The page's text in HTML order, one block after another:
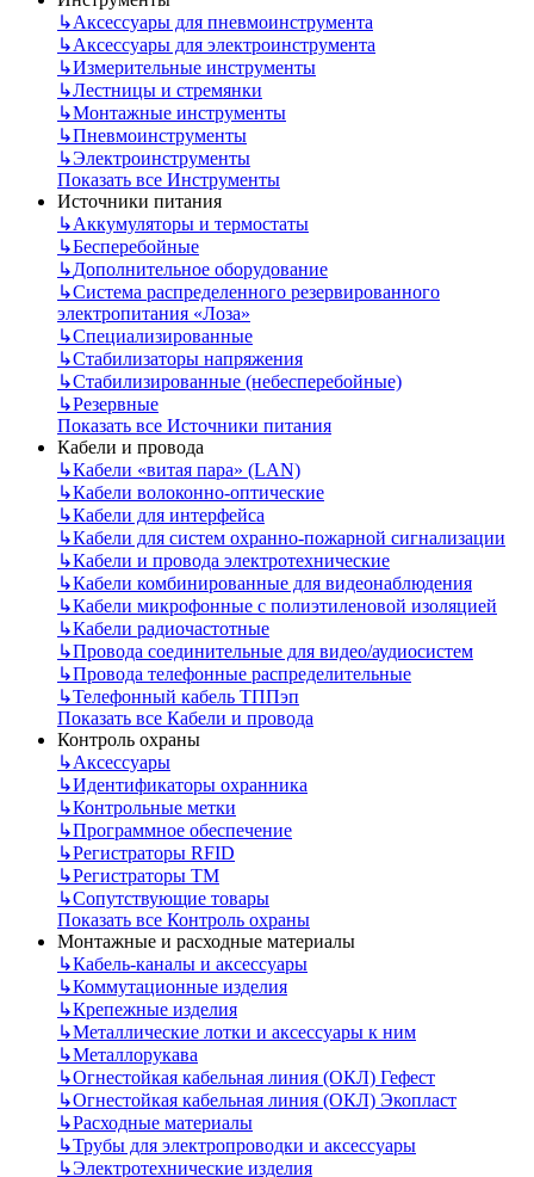
↳Аксессуары для пневмоинструмента
↳Аксессуары для электроинструмента
↳Измерительные инструменты
↳Лестницы и стремянки
↳Монтажные инструменты
↳Пневмоинструменты
↳Электроинструменты
Показать все Инструменты
Источники питания
↳Аккумуляторы и термостаты
↳Бесперебойные
↳Дополнительное оборудование
↳Система распределенного резервированного
электропитания «Лоза»
↳Специализированные
↳Стабилизаторы напряжения
↳Стабилизированные (небесперебойные)
↳Резервные
Показать все Источники питания
Кабели и провода
↳Кабели «витая пара» (LAN)
↳Кабели волоконно-оптические
↳Кабели для интерфейса
↳Кабели для систем охранно-пожарной сигнализации
↳Кабели и провода электротехнические
↳Кабели комбинированные для видеонаблюдения
↳Кабели микрофонные с полиэтиленовой изоляцией
↳Кабели радиочастотные
↳Провода соединительные для видео/аудиосистем
↳Провода телефонные распределительные
↳Телефонный кабель ТППэп
Показать все Кабели и провода
Контроль охраны
↳Аксессуары
↳Идентификаторы охранника
↳Контрольные метки
↳Программное обеспечение
↳Регистраторы RFID
↳Регистраторы ТМ
↳Сопутствующие товары
Показать все Контроль охраны
Монтажные и расходные материалы
↳Кабель-каналы и аксессуары
↳Коммутационные изделия
↳Крепежные изделия
↳Металлические лотки и аксессуары к ним
↳Металлорукава
↳Огнестойкая кабельная линия (ОКЛ) Гефест
↳Огнестойкая кабельная линия (ОКЛ) Экопласт
↳Расходные материалы
↳Трубы для электропроводки и аксессуары
↳Электротехнические изделия